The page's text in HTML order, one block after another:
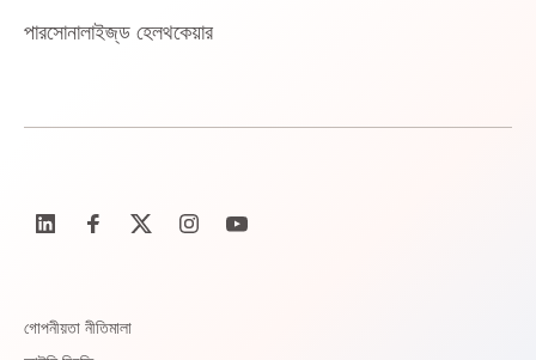
পারসোনালাইজ্‌ড হেলথকেয়ার
গোপনীয়তা নীতিমালা